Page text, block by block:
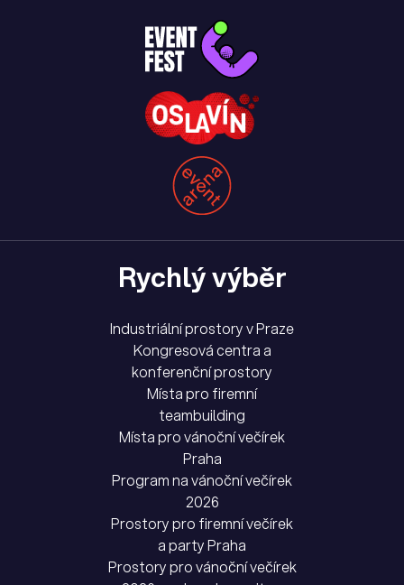
Rychlý výběr
Industriální prostory v Praze
Kongresová centra a
konferenční prostory
Místa pro firemní
teambuilding
Místa pro vánoční večírek
Praha
Program na vánoční večírek
2026
Prostory pro firemní večírek
a party Praha
Prostory pro vánoční večírek